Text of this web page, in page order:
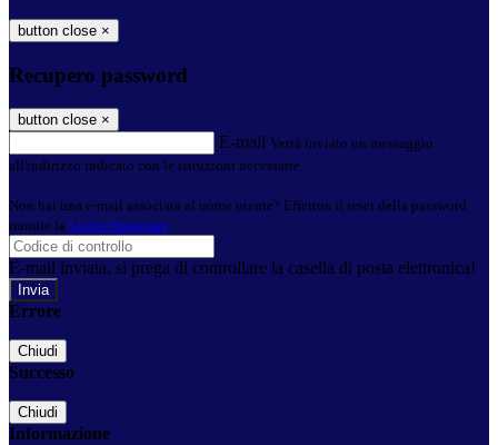
button close ×
Recupero password
button close ×
E-mail Verrà inviato un messaggio
all'indirizzo indicato con le istruzioni necessarie.
Non hai una e-mail associata al nome utente? Effettua il reset della password
tramite la Login Spaggiari
E-mail inviata, si prega di controllare la casella di posta elettronica!
Errore
Chiudi
Successo
Chiudi
Informazione